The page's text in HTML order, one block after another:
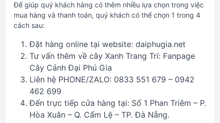
Để giúp quý khách hàng có thêm nhiều lựa chọn trong việc
mua hàng và thanh toán, quý khách có thể chọn 1 trong 4
cách sau:
Đặt hàng online tại website: daiphugia.net
Tư vấn thêm về cây Xanh Trang Trí: Fanpage
Cây Cảnh Đại Phú Gia
Liên hệ PHONE/ZALO: 0833 551 679 – 0942
462 699
Đến trực tiếp cửa hàng tại: Số 1 Phan Triêm – P.
Hòa Xuân – Q. Cẩm Lệ – TP. Đà Nẵng.